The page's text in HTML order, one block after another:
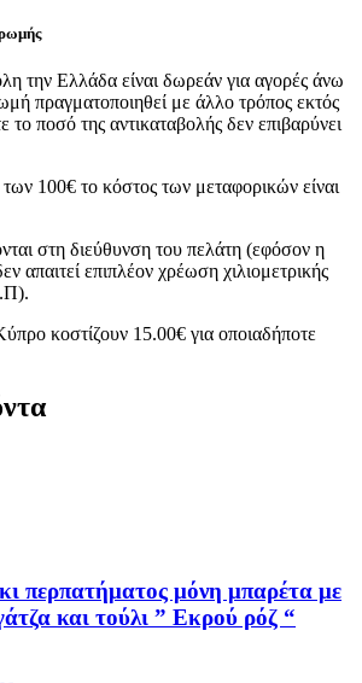
την Ελλάδα είναι δωρεάν για αγορές άνω
πραγματοποιηθεί με άλλο τρόπος εκτός
το ποσό της αντικαταβολής δεν επιβαρύνει
100€ το κόστος των μεταφορικών είναι
στη διεύθυνση του πελάτη (εφόσον η
απαιτεί επιπλέον χρέωση χιλιομετρικής
κοστίζουν 15.00€ για οποιαδήποτε
περπατήματος μόνη μπαρέτα με
και τούλι ” Εκρού ρόζ “